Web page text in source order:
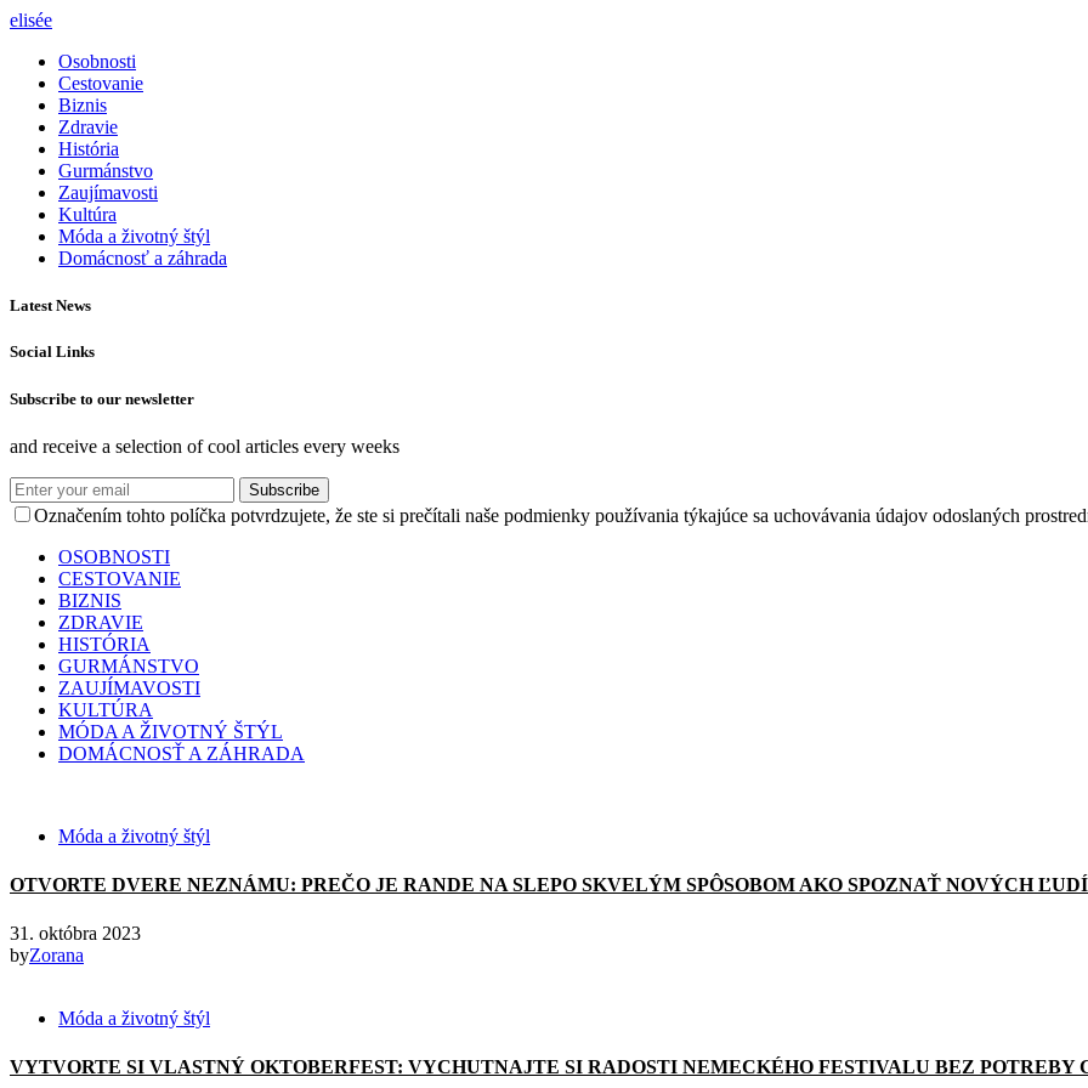
elisée
Osobnosti
Cestovanie
Biznis
Zdravie
História
Gurmánstvo
Zaujímavosti
Kultúra
Móda a životný štýl
Domácnosť a záhrada
Latest News
Social Links
Subscribe to our newsletter
and receive a selection of cool articles every weeks
Subscribe
Označením tohto políčka potvrdzujete, že ste si prečítali naše podmienky používania týkajúce sa uchovávania údajov odoslaných
OSOBNOSTI
CESTOVANIE
BIZNIS
ZDRAVIE
HISTÓRIA
GURMÁNSTVO
ZAUJÍMAVOSTI
KULTÚRA
MÓDA A ŽIVOTNÝ ŠTÝL
DOMÁCNOSŤ A ZÁHRADA
Móda a životný štýl
OTVORTE DVERE NEZNÁMU: PREČO JE RANDE NA SLEPO SKVELÝM SPÔSOBOM AKO SPOZNAŤ NOVÝCH
31. októbra 2023
byZorana
Móda a životný štýl
VYTVORTE SI VLASTNÝ OKTOBERFEST: VYCHUTNAJTE SI RADOSTI NEMECKÉHO FESTIVALU BEZ POTREBY